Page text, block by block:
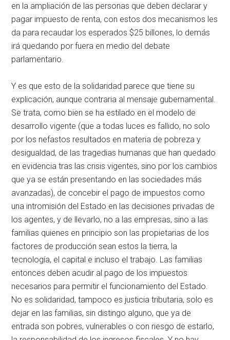
en la ampliación de las personas que deben declarar y
pagar impuesto de renta, con estos dos mecanismos les
da para recaudar los esperados $25 billones, lo demás
irá quedando por fuera en medio del debate
parlamentario.
Y es que esto de la solidaridad parece que tiene su
explicación, aunque contraria al mensaje gubernamental.
Se trata, como bien se ha estilado en el modelo de
desarrollo vigente (que a todas luces es fallido, no solo
por los nefastos resultados en materia de pobreza y
desigualdad, de las tragedias humanas que han quedado
en evidencia tras las crisis vigentes, sino por los cambios
que ya se están presentando en las sociedades más
avanzadas), de concebir el pago de impuestos como
una intromisión del Estado en las decisiones privadas de
los agentes, y de llevarlo, no a las empresas, sino a las
familias quienes en principio son las propietarias de los
factores de producción sean estos la tierra, la
tecnología, el capital e incluso el trabajo. Las familias
entonces deben acudir al pago de los impuestos
necesarios para permitir el funcionamiento del Estado.
No es solidaridad, tampoco es justicia tributaria, solo es
dejar en las familias, sin distingo alguno, que ya de
entrada son pobres, vulnerables o con riesgo de estarlo,